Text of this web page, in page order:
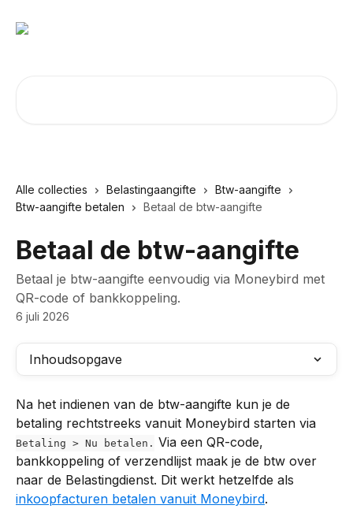
Alle collecties Belastingaangifte
Btw-aangifte
Btw-aangifte betalen
Betaal de btw-aangifte
Betaal de btw-aangifte
Betaal je btw-aangifte eenvoudig via Moneybird met
QR-code of bankkoppeling.
6 juli 2026
Inhoudsopgave
Na het indienen van de btw-aangifte kun je de
betaling rechtstreeks vanuit Moneybird starten via
Betaling > Nu betalen. Via een QR-code,
bankkoppeling of verzendlijst maak je de btw over
naar de Belastingdienst. Dit werkt hetzelfde als
inkoopfacturen betalen vanuit Moneybird.